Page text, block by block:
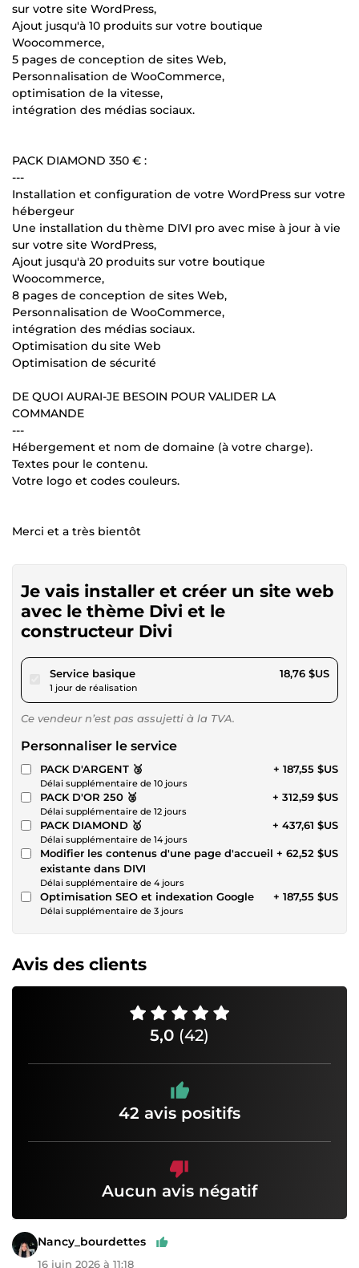
sur votre site WordPress,
Ajout jusqu'à 10 produits sur votre boutique
Woocommerce,
5 pages de conception de sites Web,
Personnalisation de WooCommerce,
optimisation de la vitesse,
intégration des médias sociaux.
PACK DIAMOND 350 € :
---
Installation et configuration de votre WordPress sur votre
hébergeur
Une installation du thème DIVI pro avec mise à jour à vie
sur votre site WordPress,
Ajout jusqu'à 20 produits sur votre boutique
Woocommerce,
8 pages de conception de sites Web,
Personnalisation de WooCommerce,
intégration des médias sociaux.
Optimisation du site Web
Optimisation de sécurité
DE QUOI AURAI-JE BESOIN POUR VALIDER LA
COMMANDE
---
Hébergement et nom de domaine (à votre charge).
Textes pour le contenu.
Votre logo et codes couleurs.
Merci et a très bientôt
Je vais installer et créer un site web
avec le thème Divi et le
constructeur Divi
Service basiquepour 17,29 $US
1 jour de réalisation
18,76 $US
Ce vendeur n’est pas assujetti à la TVA.
Personnaliser le service
PACK D'ARGENT 🥉
Délai supplémentaire de 10 jours
+ 187,55 $US
PACK D'OR 250 🥈
Délai supplémentaire de 12 jours
+ 312,59 $US
PACK DIAMOND 🥇
Délai supplémentaire de 14 jours
+ 437,61 $US
Modifier les contenus d'une page d'accueil
existante dans DIVI
Délai supplémentaire de 4 jours
+ 62,52 $US
Optimisation SEO et indexation Google
Délai supplémentaire de 3 jours
+ 187,55 $US
Avis des clients
5,0 (42)
42 avis positifs
Aucun avis négatif
Nancy_bourdettes
16 juin 2026 à 11:18